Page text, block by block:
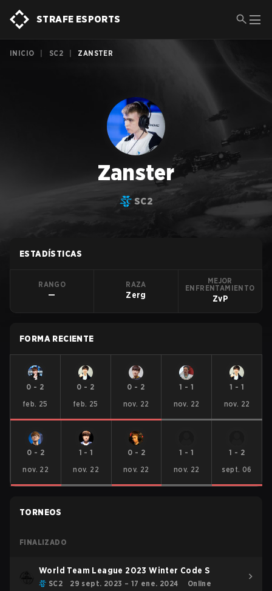
STRAFE ESPORTS
INICIO SC2 ZANSTER
Zanster
SC2
ESTADÍSTICAS
RANGO
—
RAZA
Zerg
MEJOR
ENFRENTAMIENTO
ZvP
FORMA RECIENTE
0 - 2
feb. 25
0 - 2
feb. 25
0 - 2
nov. 22
1 - 1
nov. 22
1 - 1
nov. 22
0 - 2
nov. 22
1 -1
nov. 22
0 - 2
nov. 22
1 - 1
nov. 22
1 - 2
sept. 06
TORNEOS
FINALIZADO
World Team League 2023 Winter Code S
SC2 29 sept. 2023 – 17 ene. 2024 Online